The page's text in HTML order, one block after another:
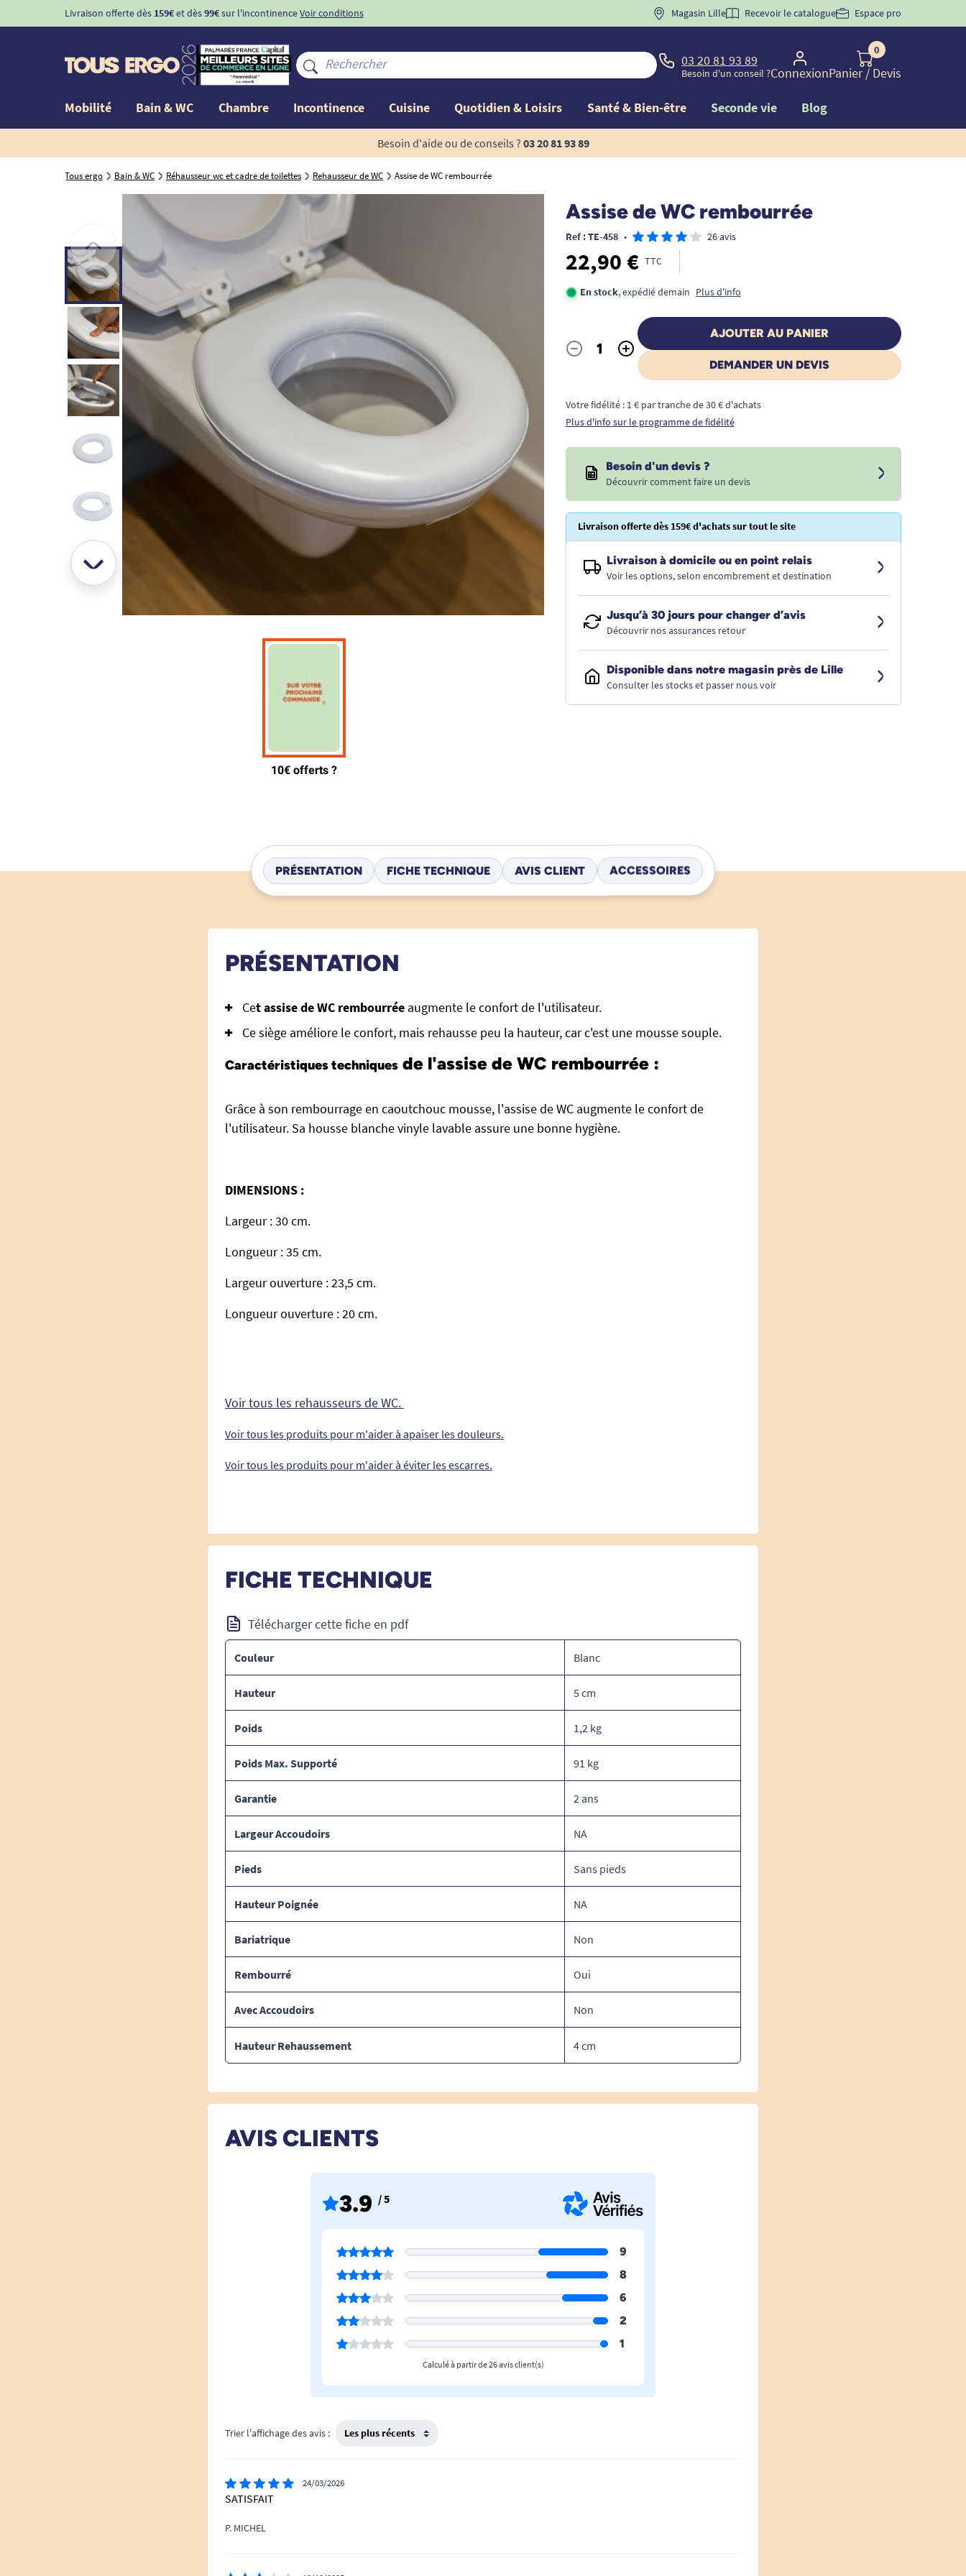
Livraison offerte dès 159€et dès99€sur l'incontinenceVoir conditions BIENVENUE" pourla 1ère commande d'incontinence
Magasin Lille Recevoir le catalogue Espace pro
03 20 81 93 89
Besoin d'un conseil ?Connexion
0
Panier/ Devis
Mobilité Bain & WC Chambre Incontinence Cuisine Quotidien & Loisirs Santé & Bien-être Seconde vie Blog
Besoin d'aide ou de conseils ? 03 20 81 93 89
Tous ergo Bain & WC Réhausseur wc et cadre de toilettes Rehausseur de WC Assise de WC rembourrée
Assise de WC rembourrée
Ref : TE-458 • 26 avis
22,90 € TTC
En stock, expédié demain Plus d'info
Quantité
- +
AJOUTER AU PANIER
DEMANDER UN DEVIS
Votre fidélité : 1 € par tranche de 30 € d'achats
Plus d'info sur le programme de fidélité
Besoin d'un devis ?
Découvrir comment faire un devis
Livraison offerte dès 159€ d'achats sur tout le site
Livraison à domicile ou en point relais
Voir les options, selon encombrement et destination
Jusqu’à 30 jours pour changer d’avis
Découvrir nos assurances retour
Disponible dans notre magasin près de Lille
Consulter les stocks et passer nous voir
PRÉSENTATION FICHE TECHNIQUE AVIS CLIENT ACCESSOIRES
PRÉSENTATION
Cet assise de WC rembourrée augmente le confort de l'utilisateur.
Ce siège améliore le confort, mais rehausse peu la hauteur, car c'est une mousse souple.
Caractéristiques techniques de l'assise de WC rembourrée :
Grâce à son rembourrage en caoutchouc mousse, l'assise de WC augmente le confort de
l'utilisateur. Sa housse blanche vinyle lavable assure une bonne hygiène.
DIMENSIONS :
Largeur : 30 cm.
Longueur : 35 cm.
Largeur ouverture : 23,5 cm.
Longueur ouverture : 20 cm.
Voir tous les rehausseurs de WC.
Voir tous les produits pour m'aider à apaiser les douleurs.
Voir tous les produits pour m'aider à éviter les escarres.
FICHE TECHNIQUE
Télécharger cette fiche en pdf
Couleur Blanc
Hauteur 5 cm
Poids 1,2 kg
Poids Max. Supporté 91 kg
Garantie 2 ans
Largeur Accoudoirs NA
Pieds Sans pieds
Hauteur Poignée NA
Bariatrique Non
Rembourré Oui
Avec Accoudoirs Non
Hauteur Rehaussement 4 cm
AVIS CLIENTS
3.9 / 5
9
8
6
2
1
Calculé à partir de 26 avis client(s)
Trier l'affichage des avis :
24/03/2026
SATISFAIT
P. MICHEL